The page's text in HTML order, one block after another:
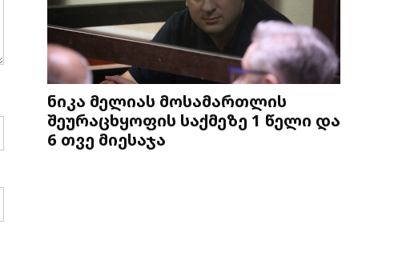
ნიკა მელიას მოსამართლის
შეურაცხყოფის საქმეზე 1 წელი და
6 თვე მიესაჯა